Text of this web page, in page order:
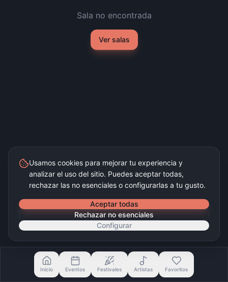
Sala no encontrada
Ver salas
Inicio Eventos Festivales Artistas Favoritos
Usamos cookies para mejorar tu experiencia y
analizar el uso del sitio. Puedes aceptar todas,
rechazar las no esenciales o configurarlas a tu gusto.
Aceptar todas
Rechazar no esenciales
Configurar